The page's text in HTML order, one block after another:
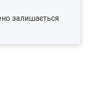
залишається